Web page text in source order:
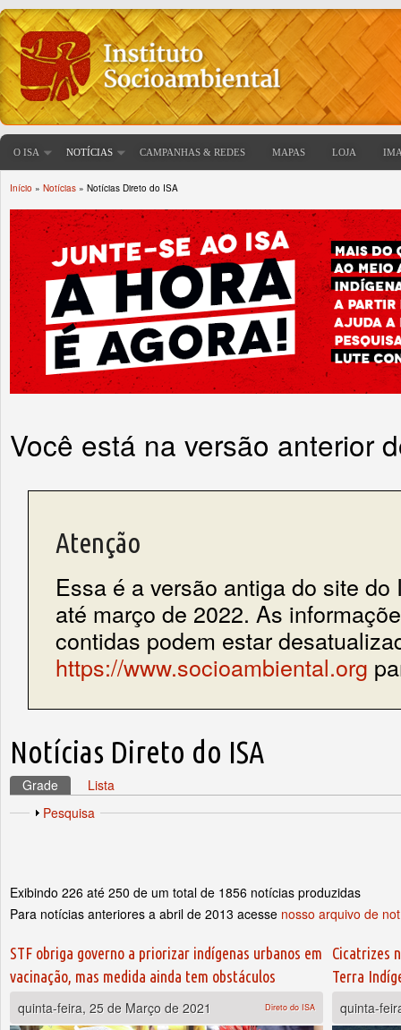
O ISA NOTÍCIAS CAMPANHAS & REDES MAPAS LOJA
Início » Notícias » Notícias Direto do ISA
Você está na versão anterior
Atenção
Essa é a versão antiga do site do
até março de 2022. As
contidas podem estar
https://www.socioambiental.org
Notícias Direto do ISA
Abas primárias
Grade (aba ativa)
Lista
Exibir
Pesquisa
Exibindo 226 até 250 de um total de 1856 notícias produzidas
Para notícias anteriores a abril de 2013 acesse nosso arquivo de
STF obriga governo a priorizar indígenas urbanos em
vacinação, mas medida ainda tem obstáculos
quinta-feira, 25 de Março de 2021
Direto do ISA
Cicatrizes
Terra
quinta-
Páginas